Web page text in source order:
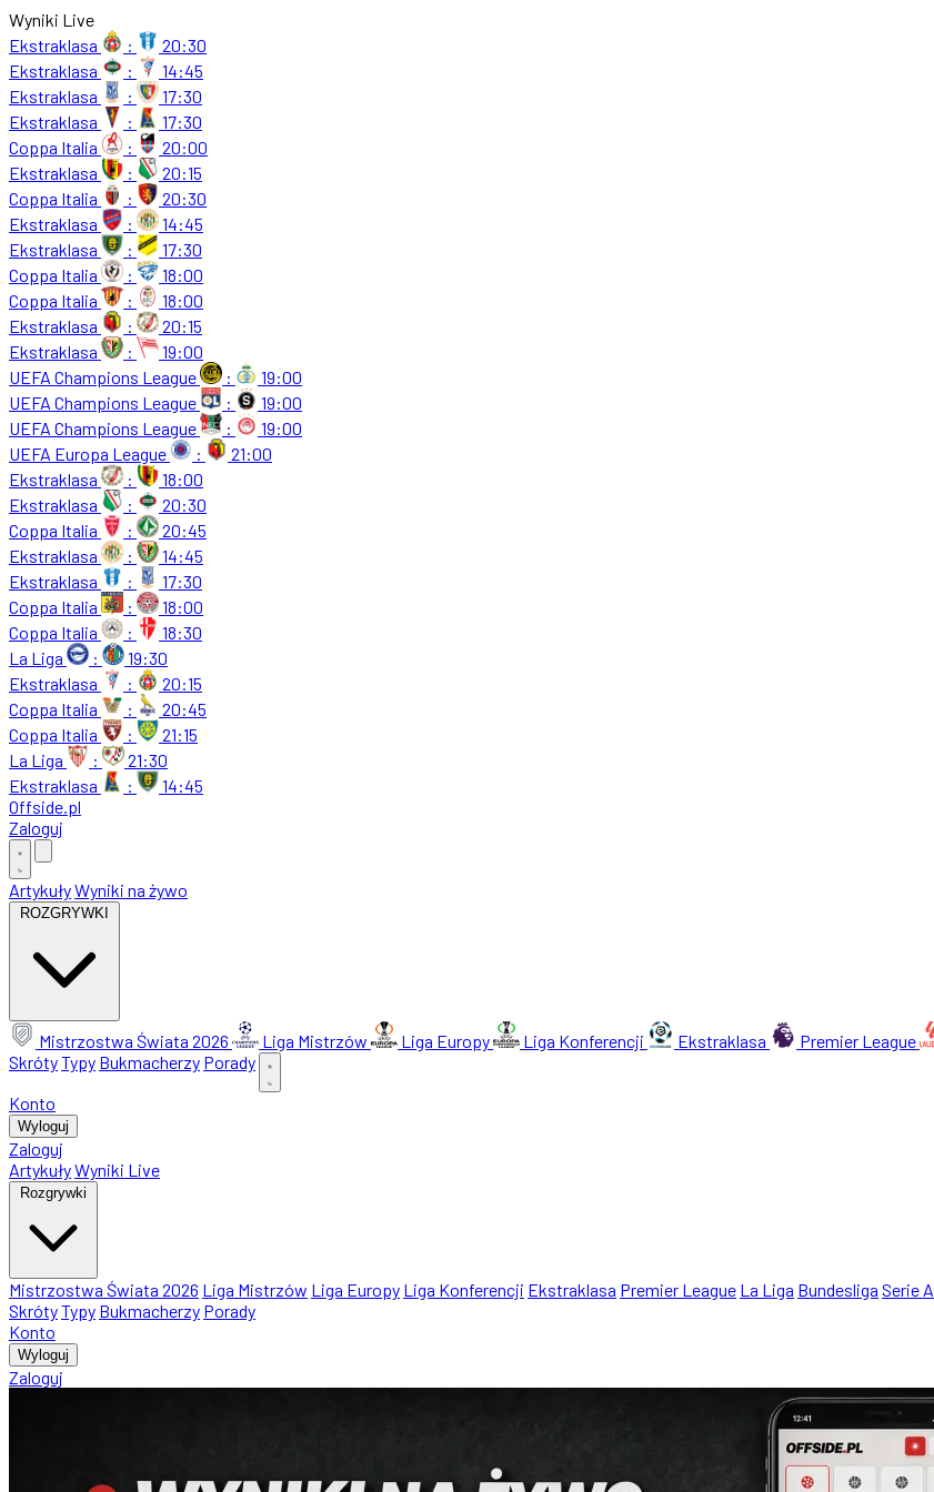
Wyniki Live
Ekstraklasa
:
20:30
Ekstraklasa
:
14:45
Ekstraklasa
:
17:30
Ekstraklasa
:
17:30
Coppa Italia
:
20:00
Ekstraklasa
:
20:15
Coppa Italia
:
20:30
Ekstraklasa
:
14:45
Ekstraklasa
:
17:30
Coppa Italia
:
18:00
Coppa Italia
:
18:00
Ekstraklasa
:
20:15
Ekstraklasa
:
19:00
UEFA Champions League
:
19:00
UEFA Champions League
:
19:00
UEFA Champions League
:
19:00
UEFA Europa League
:
21:00
Ekstraklasa
:
18:00
Ekstraklasa
:
20:30
Coppa Italia
:
20:45
Ekstraklasa
:
14:45
Ekstraklasa
:
17:30
Coppa Italia
:
18:00
Coppa Italia
:
18:30
La Liga
:
19:30
Ekstraklasa
:
20:15
Coppa Italia
:
20:45
Coppa Italia
:
21:15
La Liga
:
21:30
Ekstraklasa
:
14:45
Offside.pl
Zaloguj
ArtykułyWyniki na żywo
ROZGRYWKI
Mistrzostwa Świata 2026 Liga Mistrzów Liga Europy Liga Konferencji Ekstraklasa Premier League
SkrótyTypy Bukmacherzy Porady
Konto
Wyloguj
Zaloguj
ArtykułyWyniki Live
Rozgrywki
Mistrzostwa Świata 2026 Liga Mistrzów Liga Europy Liga Konferencji Ekstraklasa Premier League La Liga Bundesliga Serie A
SkrótyTypy Bukmacherzy Porady
Konto
Wyloguj
Zaloguj